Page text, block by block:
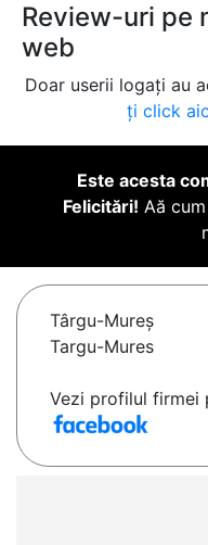
Review-uri pe
web
Doar userii logați au
ți click
Este acesta
Felicitări! Aă
Târgu-Mureş
Targu-Mures
Vezi profilul firmei